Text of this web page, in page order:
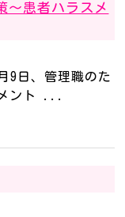
～患者ハラスメ
9日、管理職のた
メント ...